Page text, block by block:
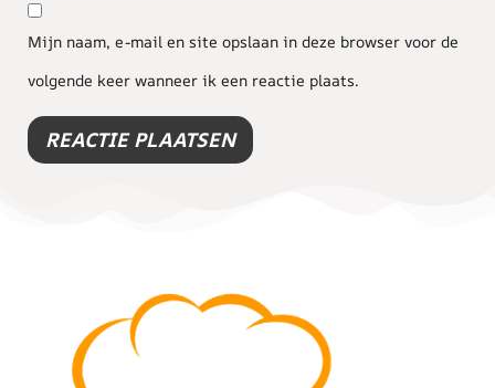
Mijn naam, e-mail en site opslaan in deze browser voor de
volgende keer wanneer ik een reactie plaats.